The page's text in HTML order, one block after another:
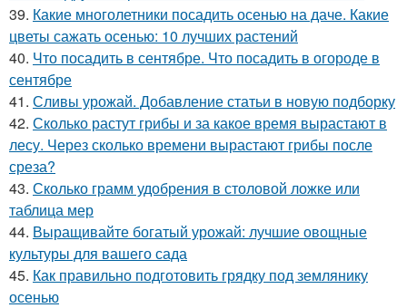
39. Какие многолетники посадить осенью на даче. Какие
цветы сажать осенью: 10 лучших растений
40. Что посадить в сентябре. Что посадить в огороде в
сентябре
41. Сливы урожай. Добавление статьи в новую подборку
42. Сколько растут грибы и за какое время вырастают в
лесу. Через сколько времени вырастают грибы после
среза?
43. Сколько грамм удобрения в столовой ложке или
таблица мер
44. Выращивайте богатый урожай: лучшие овощные
культуры для вашего сада
45. Как правильно подготовить грядку под землянику
осенью